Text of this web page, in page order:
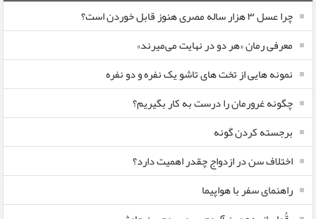
چرا عسل ۳ هزار ساله‌ مصری هنوز قابل خوردن است؟
معرفی رمان «هر دو در نهایت می‌میرند»
نمونه هایی از تخت های تاشو یک نفره و دو نفره
چگونه غرورمان را درست به کار بگیریم؟
برجسته کردن گونه
اختلاف سن در ازدواج چقدر اهمیت دارد؟
راهنمای سفر با هواپیما